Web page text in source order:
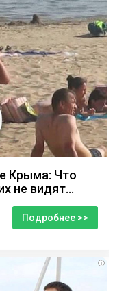
Крыма: Что
не видят...
Подробнее >>
i